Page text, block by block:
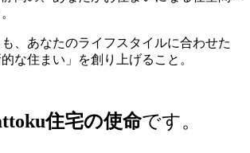
、あなたのライフスタイルに合わせた
な住まい」を創り上げること。
住宅の使命です。